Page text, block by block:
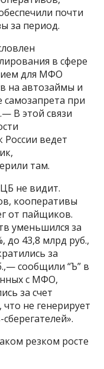
почти
за период.
в сфере
для МФО
на автозаймы и
самозапрета при
В этой связи
России ведет
там.
не видит.
кооперативы
от пайщиков.
уменьшился за
до 43,8 млрд руб.,
за
сообщили “Ъ” в
с МФО,
за счет
не генерирует
резком росте